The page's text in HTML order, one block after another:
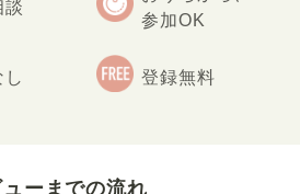
談
参加OK
登録無料
ーまでの流れ